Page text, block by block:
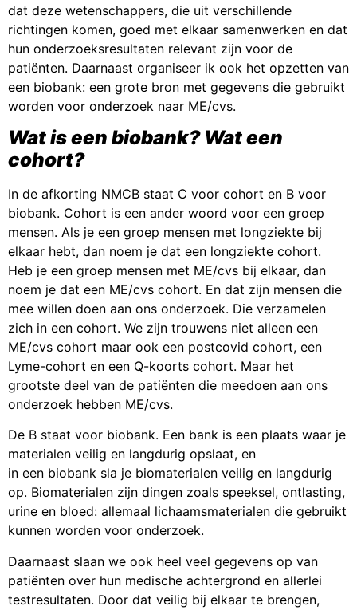
dat deze wetenschappers, die uit verschillende
richtingen komen, goed met elkaar samenwerken en dat
hun onderzoeksresultaten relevant zijn voor de
patiënten. Daarnaast organiseer ik ook het opzetten van
een biobank: een grote bron met gegevens die gebruikt
worden voor onderzoek naar ME/cvs.
Wat is een biobank? Wat een
cohort?
In de afkorting NMCB staat C voor cohort en B voor
biobank. Cohort is een ander woord voor een groep
mensen. Als je een groep mensen met longziekte bij
elkaar hebt, dan noem je dat een longziekte cohort.
Heb je een groep mensen met ME/cvs bij elkaar, dan
noem je dat een ME/cvs cohort. En dat zijn mensen die
mee willen doen aan ons onderzoek. Die verzamelen
zich in een cohort. We zijn trouwens niet alleen een
ME/cvs cohort maar ook een postcovid cohort, een
Lyme-cohort en een Q-koorts cohort. Maar het
grootste deel van de patiënten die meedoen aan ons
onderzoek hebben ME/cvs.
De B staat voor biobank. Een bank is een plaats waar je
materialen veilig en langdurig opslaat, en
in een biobank sla je biomaterialen veilig en langdurig
op. Biomaterialen zijn dingen zoals speeksel, ontlasting,
urine en bloed: allemaal lichaamsmaterialen die gebruikt
kunnen worden voor onderzoek.
Daarnaast slaan we ook heel veel gegevens op van
patiënten over hun medische achtergrond en allerlei
testresultaten. Door dat veilig bij elkaar te brengen,